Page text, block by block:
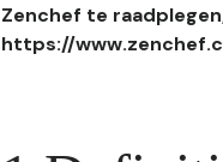
Zenchef te
https://